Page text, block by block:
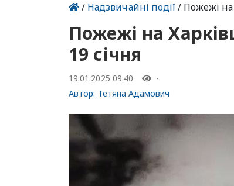
/ Надзвичайні події / Пожежі на
Пожежі на
19 січня
19.01.2025 09:40
-
Автор: Тетяна Адамович